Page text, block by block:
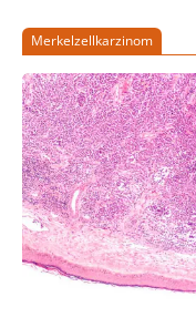
Merkelzellkarzinom